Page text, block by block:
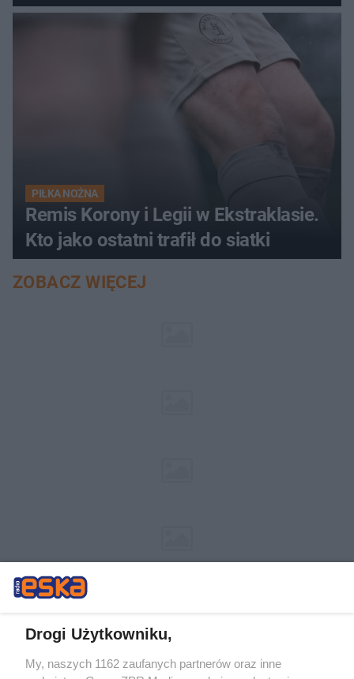
PIŁKA NOŻNA
Remis Korony i Legii w Ekstraklasie.
Kto jako ostatni trafił do siatki
ZOBACZ WIĘCEJ
Drogi Użytkowniku,
My, naszych 1162 zaufanych partnerów oraz inne